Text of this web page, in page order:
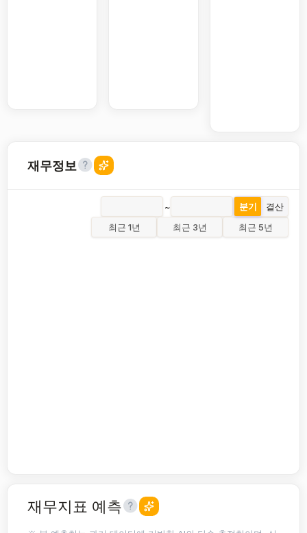
재무정보
~ 분기
결산
최근 1년
최근 3년 최근 5년
재무지표 예측